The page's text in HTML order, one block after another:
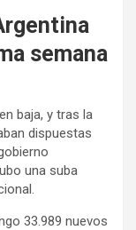
semana
baja, y tras la
dispuestas
una suba
33.989 nuevos